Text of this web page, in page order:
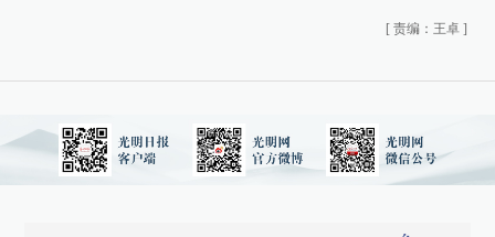
[ 责编：王卓 ]